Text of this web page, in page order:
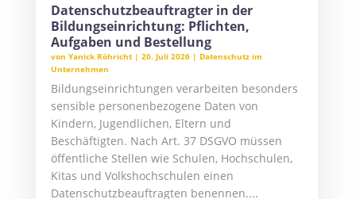
Datenschutzbeauftragter in der
Bildungseinrichtung: Pflichten,
Aufgaben und Bestellung
von Yanick Röhricht| 20. Juli 2026| Datenschutz im
Unternehmen
Bildungseinrichtungen verarbeiten besonders
sensible personenbezogene Daten von
Kindern, Jugendlichen, Eltern und
Beschäftigten. Nach Art. 37 DSGVO müssen
öffentliche Stellen wie Schulen, Hochschulen,
Kitas und Volkshochschulen einen
Datenschutzbeauftragten benennen....